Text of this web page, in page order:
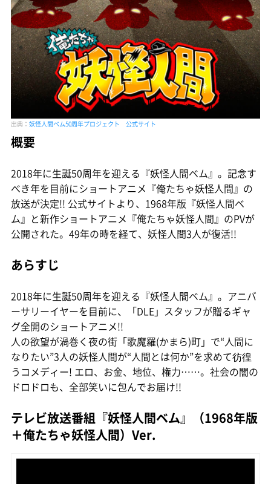
出典： 妖怪人間ベム50周年プロジェクト 公式サイト
概要
2018年に生誕50周年を迎える『妖怪人間ベム』。記念す
べき年を目前にショートアニメ『俺たちゃ妖怪人間』の
放送が決定!! 公式サイトより、1968年版『妖怪人間ベ
ム』と新作ショートアニメ『俺たちゃ妖怪人間』のPVが
公開された。49年の時を経て、妖怪人間3人が復活!!
あらすじ
2018年に生誕50周年を迎える『妖怪人間ベム』。アニバ
ーサリーイヤーを目前に、「DLE」スタッフが贈るギャ
グ全開のショートアニメ!!
人の欲望が渦巻く夜の街「歌魔羅(かまら)町」で“人間に
なりたい”3人の妖怪人間が“人間とは何か”を求めて彷徨
うコメディー! エロ、お金、地位、権力……。社会の闇の
ドロドロも、全部笑いに包んでお届け!!
テレビ放送番組『妖怪人間ベム』（1968年版
＋俺たちゃ妖怪人間）Ver.